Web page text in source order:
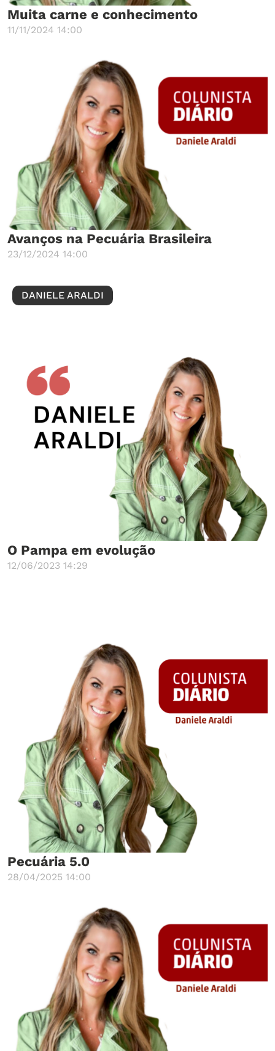
Muita carne e conhecimento
11/11/2024 14:00
Avanços na Pecuária Brasileira
23/12/2024 14:00
DANIELE ARALDI
O Pampa em evolução
12/06/2023 14:29
Pecuária 5.0
28/04/2025 14:00